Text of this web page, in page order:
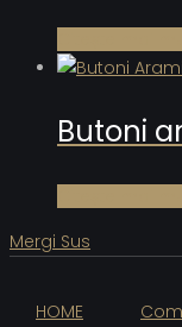
Butoni
Mergi Sus
HOME